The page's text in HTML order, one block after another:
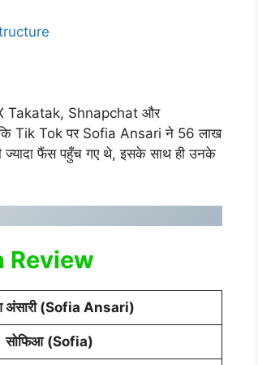
Takatak, Shnapchat और
Tik Tok पर Sofia Ansari ने 56 लाख
फैंस पहुँच गए थे, इसके साथ ही उनके
Review
अंसारी (Sofia Ansari)
सोफिआ (Sofia)